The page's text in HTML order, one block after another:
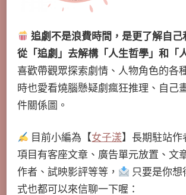
追劇不是浪費時間，是更了解自
從「追劇」去解構「人生哲學」和「
喜歡帶觀眾探索劇情、人物角色的各
時也愛看燒腦懸疑劇瘋狂推理、自己
件關係圖。
目前小編為【女子漾】長期駐站
項目有客座文章、廣告單元放置、文
作者、試映影評等等，
只要是你想
式也都可以來信聊一下喔：